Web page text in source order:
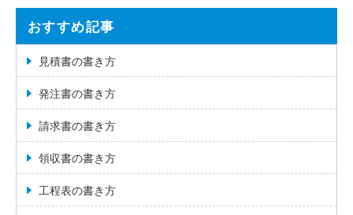
おすすめ記事
見積書の書き方
発注書の書き方
請求書の書き方
領収書の書き方
工程表の書き方